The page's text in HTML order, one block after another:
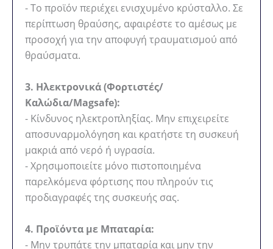
- Το προϊόν περιέχει ενισχυμένο κρύσταλλο. Σε
περίπτωση θραύσης, αφαιρέστε το αμέσως με
προσοχή για την αποφυγή τραυματισμού από
θραύσματα.
3. Ηλεκτρονικά (Φορτιστές/
Καλώδια/Magsafe):
- Κίνδυνος ηλεκτροπληξίας. Μην επιχειρείτε
αποσυναρμολόγηση και κρατήστε τη συσκευή
μακριά από νερό ή υγρασία.
- Χρησιμοποιείτε μόνο πιστοποιημένα
παρελκόμενα φόρτισης που πληρούν τις
προδιαγραφές της συσκευής σας.
4. Προϊόντα με Μπαταρία:
- Μην τρυπάτε την μπαταρία και μην την